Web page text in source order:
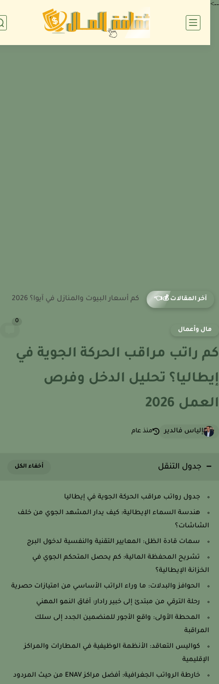
آخر المقالات 💰👈 كم أسعار البيوت والمنازل في إنديانا؟ 2026
وأعمال
راتب مراقب الحركة الجوية في
تحليل الدخل وفرص
2026
إلياس فالدير منذ عام
جدول التنقل
جدول رواتب مراقب الحركة الجوية في إيطاليا
هندسة السماء الإيطالية: كيف يدار المشهد الجوي من خلف
الشاشات؟
سمات قادة الظل: المعايير التقنية والنفسية لدخول البرج
تشريح المحفظة المالية: كم يحصل المتحكم الجوي في
الخزانة الإيطالية؟
الحوافز والبدلات: ما وراء الراتب الأساسي من امتيازات حصرية
رحلة الترقي من مبتدئ إلى خبير رادار: آفاق النمو المهني
المحطة الأولى: واقع الأجور للمنضمين الجدد إلى سلك
المراقبة
كواليس التعاقد: الأنظمة الوظيفية في المطارات والمراكز
الإقليمية
خارطة الرواتب الجغرافية: أفضل مراكز ENAV من حيث المردود